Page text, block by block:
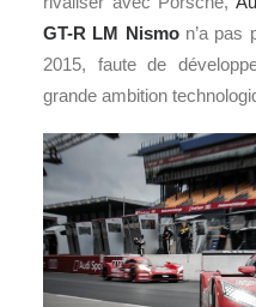
GT-R LM Nismon’a pas
2015, faute de
grande ambition